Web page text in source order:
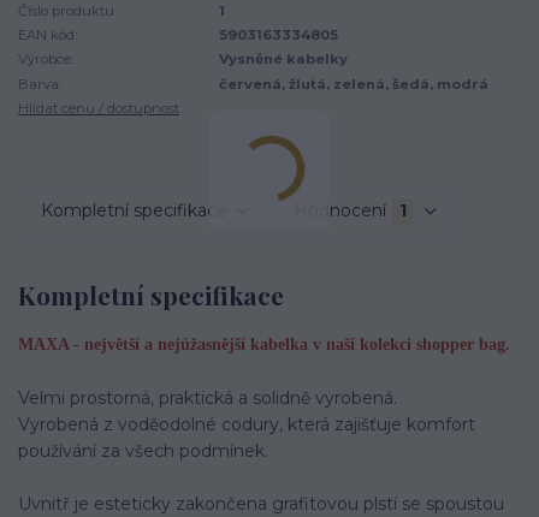
Číslo produktu:
1
EAN kód:
5903163334805
Výrobce:
Vysněné kabelky
Barva:
červená, žlutá, zelená, šedá, modrá
Hlídat cenu / dostupnost
Kompletní specifikace Hodnocení 1
Kompletní specifikace
MAXA - největší a nejúžasnější kabelka v naší kolekci shopper bag.
Velmi prostorná, praktická a solidně vyrobená.
Vyrobená z voděodolné codury, která zajišťuje komfort
používání za všech podmínek.
Uvnitř je esteticky zakončena grafitovou plstí se spoustou